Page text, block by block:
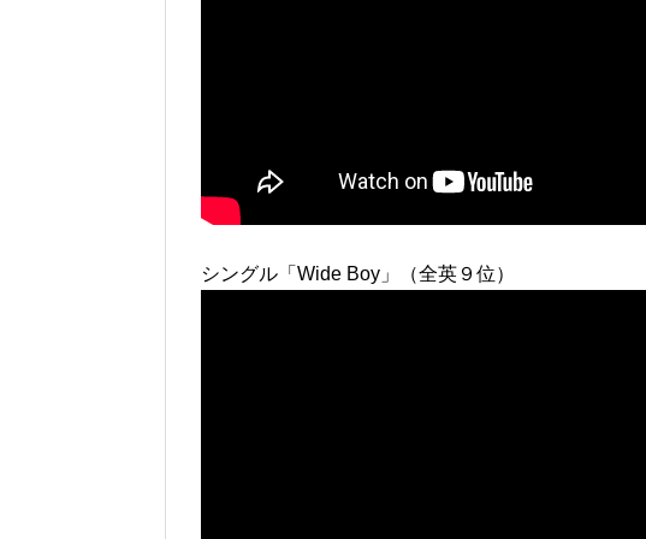
シングル「Wide Boy」（全英９位）